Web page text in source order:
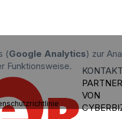
(Google Analytics) zur
Funktionsweise.
.
VON